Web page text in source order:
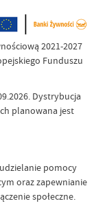
2021-2027
Funduszu
Dystrybucja
planowana jest
pomocy
oraz zapewnianie
społeczne.